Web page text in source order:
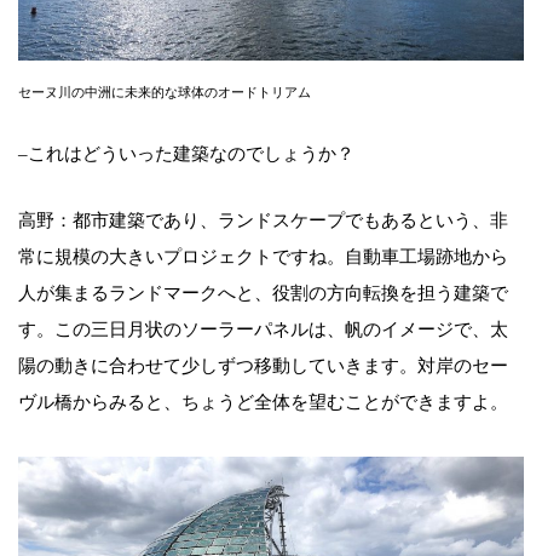
セーヌ川の中洲に未来的な球体のオードトリアム
–これはどういった建築なのでしょうか？
高野：都市建築であり、ランドスケープでもあるという、非
常に規模の大きいプロジェクトですね。自動車工場跡地から
人が集まるランドマークへと、役割の方向転換を担う建築で
す。この三日月状のソーラーパネルは、帆のイメージで、太
陽の動きに合わせて少しずつ移動していきます。対岸のセー
ヴル橋からみると、ちょうど全体を望むことができますよ。